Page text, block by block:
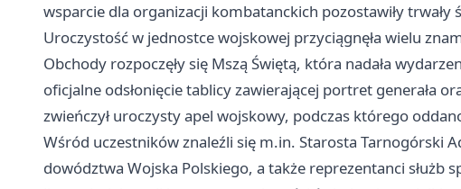
wsparcie dla organizacji kombatanckich pozostawiły trwały
Uroczystość w jednostce wojskowej przyciągnęła wielu
Obchody rozpoczęły się Mszą Świętą, która nadała
oficjalne odsłonięcie tablicy zawierającej portret generała
zwieńczył uroczysty apel wojskowy, podczas którego
Wśród uczestników znaleźli się m.in. Starosta Tarnogórski
dowództwa Wojska Polskiego, a także reprezentanci służb